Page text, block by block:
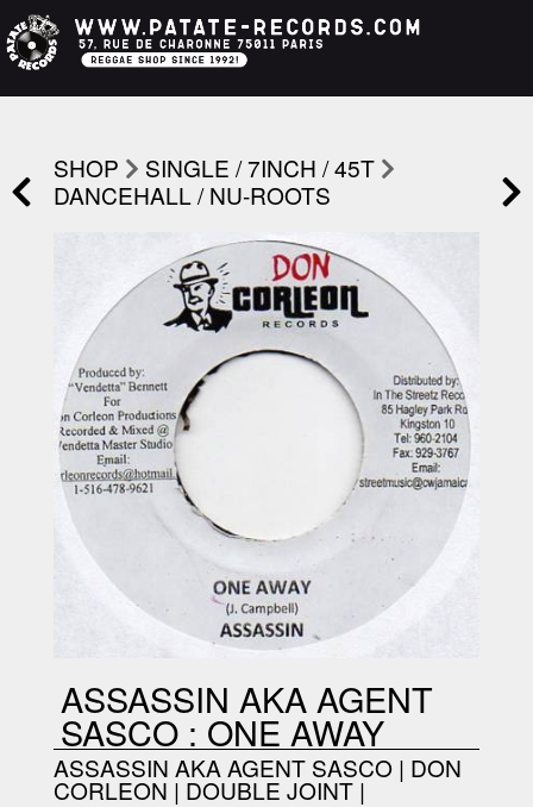
SHOP
SINGLE / 7INCH / 45T
DANCEHALL / NU-ROOTS
ASSASSIN AKA AGENT
SASCO : ONE AWAY
ASSASSIN AKA AGENT SASCO| DON
CORLEON | DOUBLE JOINT|